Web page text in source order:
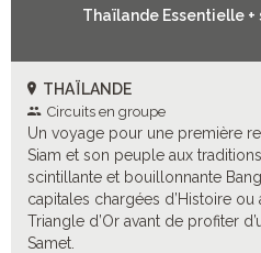
Thaïlande Essentielle +
THAÏLANDE
Circuits en groupe
Un voyage pour une première
Siam et son peuple aux
scintillante et bouillonnante
capitales chargées d’Histoire
Triangle d’Or avant de profiter
Samet.